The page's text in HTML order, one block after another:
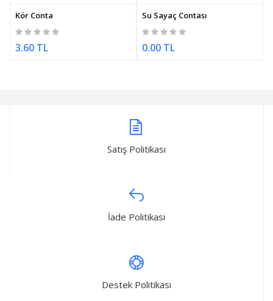
Kör Conta
3.60 TL
Su Sayaç Contası
0.00 TL
Satış Politikası
İade Politikasi
Destek Politikası